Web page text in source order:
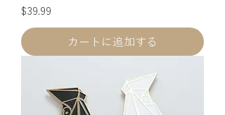
価格
$39.99
カートに追加する